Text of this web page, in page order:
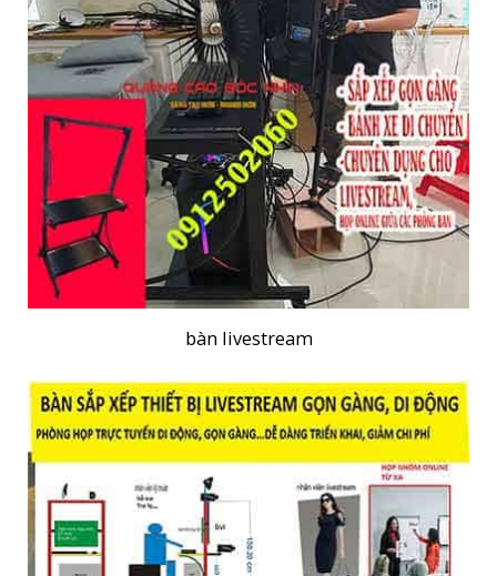
bàn livestream